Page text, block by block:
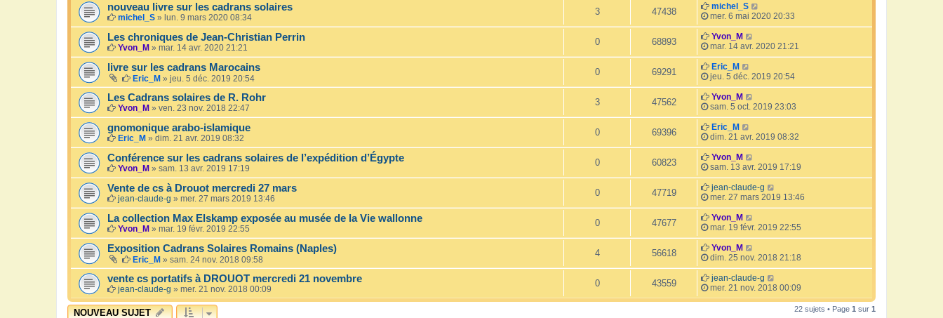
nouveau livre sur les cadrans solaires
michel_S » lun. 9 mars 2020 08:34
3 47438
michel_S
mer. 6 mai 2020 20:33
Les chroniques de Jean-Christian Perrin
Yvon_M » mar. 14 avr. 2020 21:21
0 68893
Yvon_M
mar. 14 avr. 2020 21:21
livre sur les cadrans Marocains
Eric_M » jeu. 5 déc. 2019 20:54
0 69291
Eric_M
jeu. 5 déc. 2019 20:54
Les Cadrans solaires de R. Rohr
Yvon_M » ven. 23 nov. 2018 22:47
3 47562
Yvon_M
sam. 5 oct. 2019 23:03
gnomonique arabo-islamique
Eric_M » dim. 21 avr. 2019 08:32
0 69396
Eric_M
dim. 21 avr. 2019 08:32
Conférence sur les cadrans solaires de l’expédition d’Égypte
Yvon_M » sam. 13 avr. 2019 17:19
0 60823
Yvon_M
sam. 13 avr. 2019 17:19
Vente de cs à Drouot mercredi 27 mars
jean-claude-g » mer. 27 mars 2019 13:46
0 47719
jean-claude-g
mer. 27 mars 2019 13:46
La collection Max Elskamp exposée au musée de la Vie wallonne
Yvon_M » mar. 19 févr. 2019 22:55
0 47677
Yvon_M
mar. 19 févr. 2019 22:55
Exposition Cadrans Solaires Romains (Naples)
Eric_M » sam. 24 nov. 2018 09:58
4 56618
Yvon_M
dim. 25 nov. 2018 21:18
vente cs portatifs à DROUOT mercredi 21 novembre
jean-claude-g » mer. 21 nov. 2018 00:09
0 43559
jean-claude-g
mer. 21 nov. 2018 00:09
NOUVEAU SUJET 22 sujets • Page 1 sur 1